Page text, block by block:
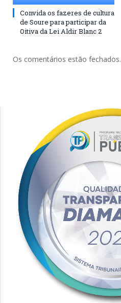
Convida os fazeres de cultura
de Soure para participar da
Oitiva da Lei Aldir Blanc 2
Os comentários estão fechados.